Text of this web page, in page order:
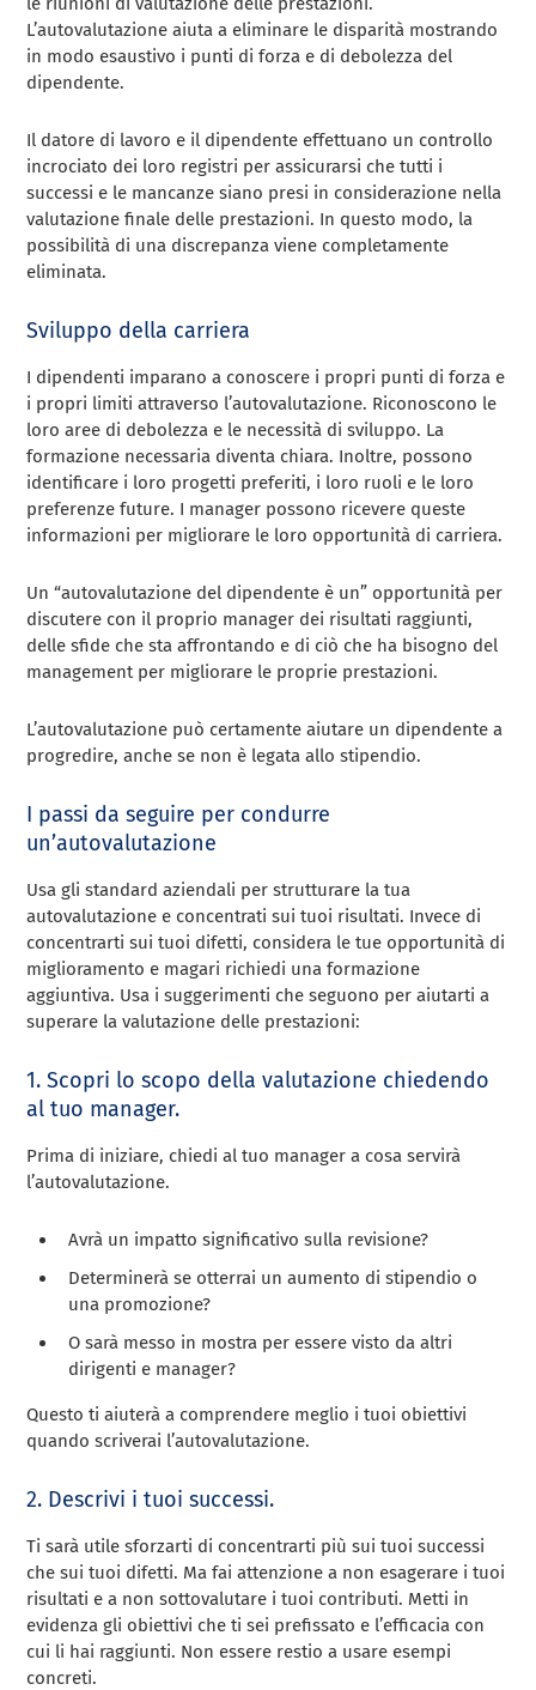
L’autovalutazione aiuta a eliminare le disparità mostrando
in modo esaustivo i punti di forza e di debolezza del
dipendente.
Il datore di lavoro e il dipendente effettuano un controllo
incrociato dei loro registri per assicurarsi che tutti i
successi e le mancanze siano presi in considerazione nella
valutazione finale delle prestazioni. In questo modo, la
possibilità di una discrepanza viene completamente
eliminata.
Sviluppo della carriera
I dipendenti imparano a conoscere i propri punti di forza e
i propri limiti attraverso l’autovalutazione. Riconoscono le
loro aree di debolezza e le necessità di sviluppo. La
formazione necessaria diventa chiara. Inoltre, possono
identificare i loro progetti preferiti, i loro ruoli e le loro
preferenze future. I manager possono ricevere queste
informazioni per migliorare le loro opportunità di carriera.
Un “autovalutazione del dipendente è un” opportunità per
discutere con il proprio manager dei risultati raggiunti,
delle sfide che sta affrontando e di ciò che ha bisogno del
management per migliorare le proprie prestazioni.
L’autovalutazione può certamente aiutare un dipendente a
progredire, anche se non è legata allo stipendio.
I passi da seguire per condurre
un’autovalutazione
Usa gli standard aziendali per strutturare la tua
autovalutazione e concentrati sui tuoi risultati. Invece di
concentrarti sui tuoi difetti, considera le tue opportunità di
miglioramento e magari richiedi una formazione
aggiuntiva. Usa i suggerimenti che seguono per aiutarti a
superare la valutazione delle prestazioni:
1. Scopri lo scopo della valutazione chiedendo
al tuo manager.
Prima di iniziare, chiedi al tuo manager a cosa servirà
l’autovalutazione.
Avrà un impatto significativo sulla revisione?
Determinerà se otterrai un aumento di stipendio o
una promozione?
O sarà messo in mostra per essere visto da altri
dirigenti e manager?
Questo ti aiuterà a comprendere meglio i tuoi obiettivi
quando scriverai l’autovalutazione.
2. Descrivi i tuoi successi.
Ti sarà utile sforzarti di concentrarti più sui tuoi successi
che sui tuoi difetti. Ma fai attenzione a non esagerare i tuoi
risultati e a non sottovalutare i tuoi contributi. Metti in
evidenza gli obiettivi che ti sei prefissato e l’efficacia con
cui li hai raggiunti. Non essere restio a usare esempi
concreti.